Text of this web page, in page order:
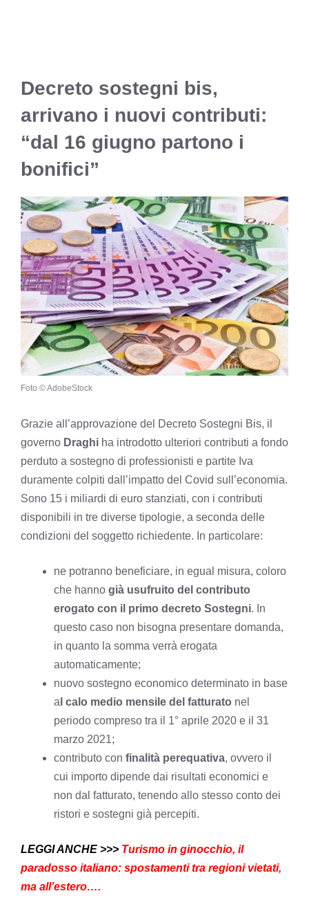
Decreto sostegni bis,
arrivano i nuovi contributi:
“dal 16 giugno partono i
bonifici”
Foto © AdobeStock
Grazie all’approvazione del Decreto Sostegni Bis, il
governo Draghi ha introdotto ulteriori contributi a fondo
perduto a sostegno di professionisti e partite Iva
duramente colpiti dall’impatto del Covid sull’economia.
Sono 15 i miliardi di euro stanziati, con i contributi
disponibili in tre diverse tipologie, a seconda delle
condizioni del soggetto richiedente. In particolare:
ne potranno beneficiare, in egual misura, coloro
che hanno già usufruito del contributo
erogato con il primo decreto Sostegni. In
questo caso non bisogna presentare domanda,
in quanto la somma verrà erogata
automaticamente;
nuovo sostegno economico determinato in base
a l calo medio mensile del fatturato nel
periodo compreso tra il 1° aprile 2020 e il 31
marzo 2021;
contributo con finalità perequativa, ovvero il
cui importo dipende dai risultati economici e
non dal fatturato, tenendo allo stesso conto dei
ristori e sostegni già percepiti.
LEGGI ANCHE >>> Turismo in ginocchio, il
paradosso italiano: spostamenti tra regioni vietati,
ma all’estero….